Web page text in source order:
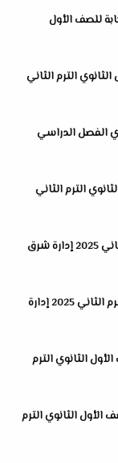
للصف الأول
الترم الثاني
الفصل الدراسي
الترم الثاني
امتحان الرياضيات للصف الأول الثانوي الترم الثاني 2025 إدارة شرق
امتحان اللغة الإنجليزية للصف الأول الثانوي الترم الثاني 2025 إدارة
الثانوي الترم
الأول الثانوي الترم